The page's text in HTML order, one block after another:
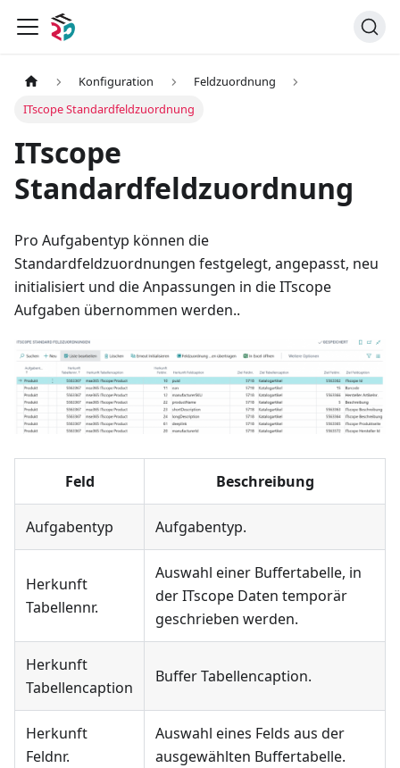
Konfiguration
Feldzuordnung
ITscope Standardfeldzuordnung
ITscope
Standardfeldzuordnung
Pro Aufgabentyp können die
Standardfeldzuordnungen festgelegt, angepasst, neu
initialisiert und die Anpassungen in die ITscope
Aufgaben übernommen werden..
Feld Beschreibung
Aufgabentyp Aufgabentyp.
Herkunft
Tabellennr.
Auswahl einer Buffertabelle, in
der ITscope Daten temporär
geschrieben werden.
Herkunft
Tabellencaption
Buffer Tabellencaption.
Herkunft
Feldnr.
Auswahl eines Felds aus der
ausgewählten Buffertabelle.